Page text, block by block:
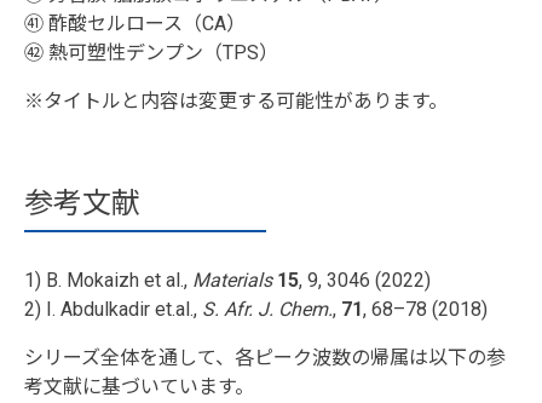
㊶ 酢酸セルロース（CA）
㊷ 熱可塑性デンプン（TPS）
※タイトルと内容は変更する可能性があります。
参考文献
1) B. Mokaizh et al., Materials 15, 9, 3046 (2022)
2) I. Abdulkadir et.al., S. Afr. J. Chem., 71, 68–78 (2018)
シリーズ全体を通して、各ピーク波数の帰属は以下の参
考文献に基づいています。